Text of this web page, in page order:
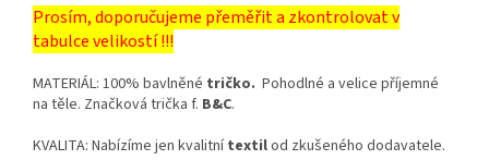
Prosím, doporučujeme přeměřit a zkontrolovat v
tabulce velikostí !!!
MATERIÁL: 100% bavlněné tričko. Pohodlné a velice příjemné
na těle. Značková trička f. B&C.
KVALITA: Nabízíme jen kvalitnítextilod zkušeného dodavatele.